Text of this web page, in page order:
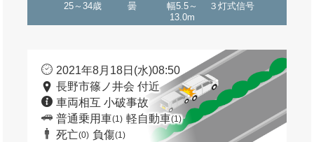
25～34歳 曇
幅5.5～
13.0m
３灯式信号
2021年8月18日(水)08:50
長野市篠ノ井会 付近
車両相互 小破事故
普通乗用車(1) 軽自動車(1)
死亡(0) 負傷(1)